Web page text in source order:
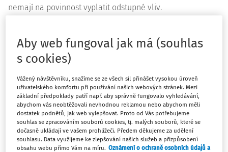
nemají na povinnost vyplatit odstupné vliv.
Výše odstupného
Výše odstupného není dána jednotnou částkou, ale je
zaměstnavatele, a to následovně:
nejméně ve výši jednonásobku průměrného výdělku
zaměstnance, jestliže jeho pracovní poměr u
zaměstnavatele trval méně než 1 rok,
nejméně ve výši dvojnásobku průměrného výdělku
Aby web fungoval jak má (souhlas
s cookies)
Vážený návštěvníku, snažíme se ze všech sil přinášet vysokou úroveň
uživatelského komfortu při používání našich webových stránek. Mezi
základní předpoklady patří např. aby správně fungovalo vyhledávání,
abychom vás neobtěžovali nevhodnou reklamou nebo abychom měli
dostatek podnětů, jak web vylepšovat. Proto od Vás potřebujeme
souhlas se zpracováním souborů cookies, tj. malých souborů, které se
dočasně ukládají ve vašem prohlížeči. Předem děkujeme za udělení
souhlasu. Data využijeme ke zlepšování našich služeb a přizpůsobení
obsahu webu přímo Vám na míru. Oznámení o ochraně osobních údajů a